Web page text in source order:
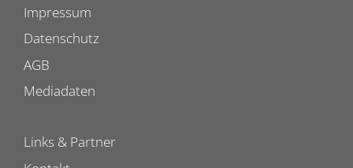
Impressum
Datenschutz
AGB
Mediadaten
Links & Partner